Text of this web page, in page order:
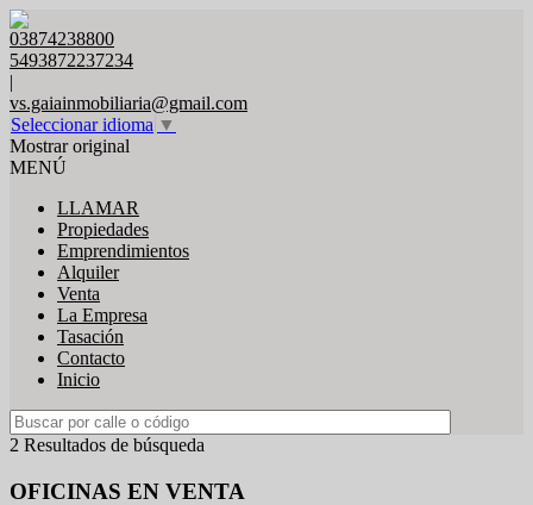
03874238800
5493872237234
|
vs.gaiainmobiliaria@gmail.com
Seleccionar idioma ▼
Mostrar original
MENÚ
LLAMAR
Propiedades
Emprendimientos
Alquiler
Venta
La Empresa
Tasación
Contacto
Inicio
2 Resultados de búsqueda
OFICINAS EN VENTA